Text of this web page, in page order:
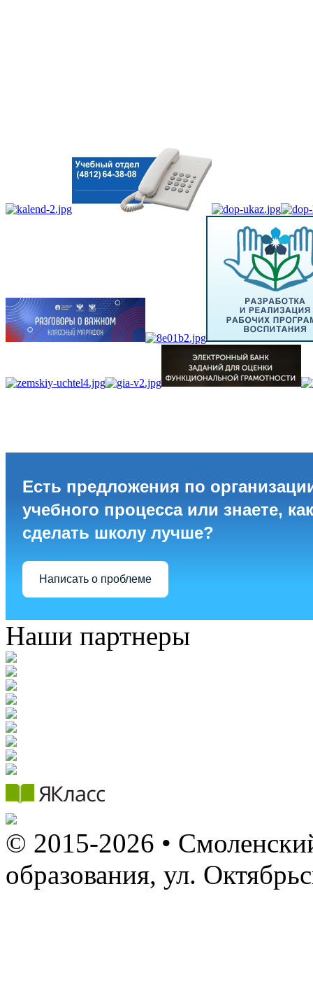
Есть предложения по
учебного процесса или знаете, как
сделать школу лучше?
Написать о проблеме
Наши партнеры
© 2015-2026 •
образования, ул.